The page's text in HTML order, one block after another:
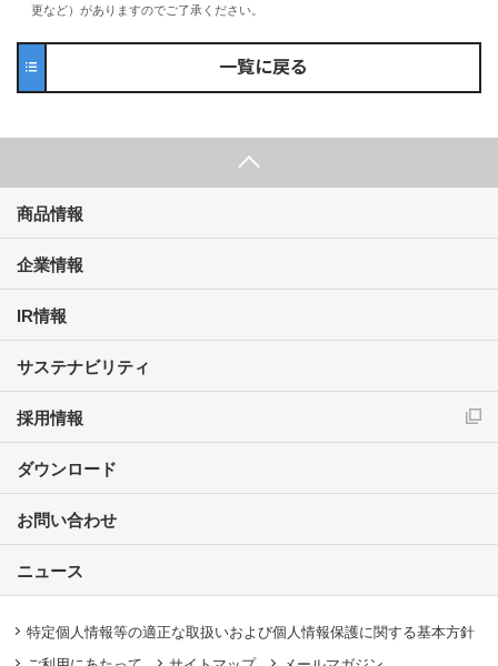
更など）がありますのでご了承ください。
一覧に戻る
商品情報
企業情報
IR情報
サステナビリティ
採用情報
ダウンロード
お問い合わせ
ニュース
特定個人情報等の適正な取扱いおよび個人情報保護に関する基本方針